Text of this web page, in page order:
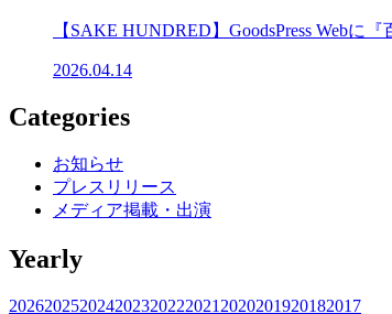
【SAKE HUNDRED】GoodsPress Webに
2026.04.14
Categories
お知らせ
プレスリリース
メディア掲載・出演
Yearly
202620252024202320222021 2020201920182017